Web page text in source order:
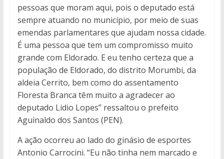
pessoas que moram aqui, pois o deputado está
sempre atuando no município, por meio de suas
emendas parlamentares que ajudam nossa cidade.
É uma pessoa que tem um compromisso muito
grande com Eldorado. E eu tenho certeza que a
população de Eldorado, do distrito Morumbi, da
aldeia Cerrito, bem como do assentamento
Floresta Branca têm muito a agradecer ao
deputado Lidio Lopes” ressaltou o prefeito
Aguinaldo dos Santos (PEN).
A ação ocorreu ao lado do ginásio de esportes
Antonio Carrocini. “Eu não tinha nem marcado e